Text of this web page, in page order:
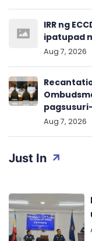
Just In
IRR ng
ipatupad
Aug 7, 2026
Aug 7, 2026